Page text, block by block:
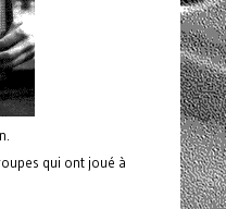
qui ont joué à